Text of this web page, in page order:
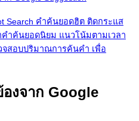
Search คำค้นยอดฮิต ติดกระแส
คำค้นยอดนิยม แนวโน้มตามเวลา
จสอบปริมาณการค้นคำ เพื่อ
งจาก Google